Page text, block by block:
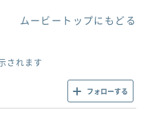
ムービートップにもどる
されます
フォローする